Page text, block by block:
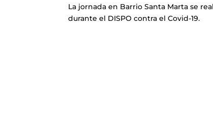
La jornada en Barrio Santa Marta se
durante el DISPO contra el Covid-19.